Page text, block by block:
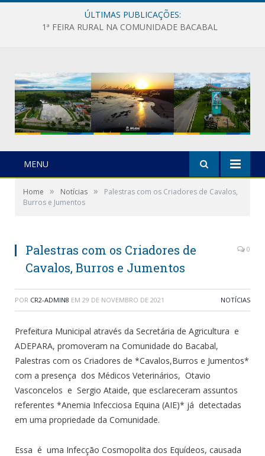
ÚLTIMAS PUBLICAÇÕES:
1ª FEIRA RURAL NA COMUNIDADE BACABAL
MENU
Home » Notícias »
Palestras com os Criadores de Cavalos,
Burros e Jumentos
Palestras com os Criadores de
Cavalos, Burros e Jumentos
0
POR CR2-ADMIN8 EM 29 DE NOVEMBRO DE 2021 NOTÍCIAS
Prefeitura Municipal através da Secretária de Agricultura e
ADEPARA, promoveram na Comunidade do Bacabal,
Palestras com os Criadores de *Cavalos,Burros e Jumentos*
com a presença dos Médicos Veterinários, Otavio
Vasconcelos e Sergio Ataide, que esclareceram assuntos
referentes *Anemia Infecciosa Equina (AIE)* já detectadas
em uma propriedade da Comunidade.
Essa é uma Infecção Cosmopolita dos Equídeos, causada